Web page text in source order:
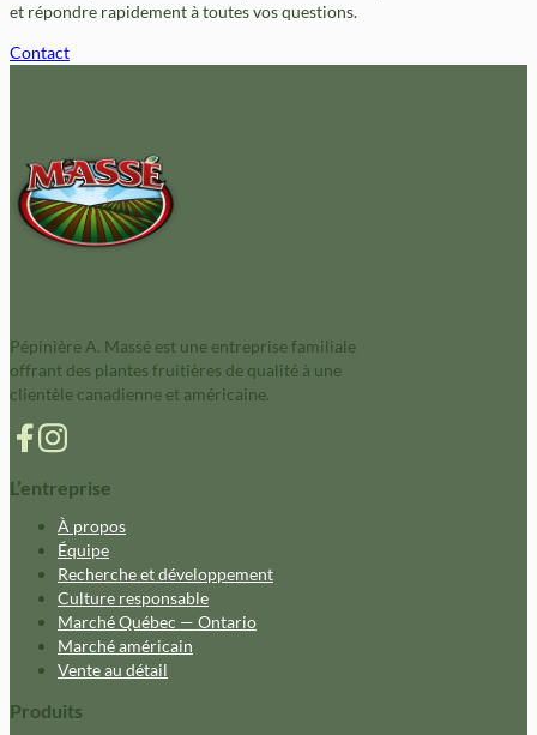
et répondre rapidement à toutes vos questions.
Contact
Pépinière A. Massé est une entreprise familiale
offrant des plantes fruitières de qualité à une
clientèle canadienne et américaine.
L’entreprise
À propos
Équipe
Recherche et développement
Culture responsable
Marché Québec — Ontario
Marché américain
Vente au détail
Produits